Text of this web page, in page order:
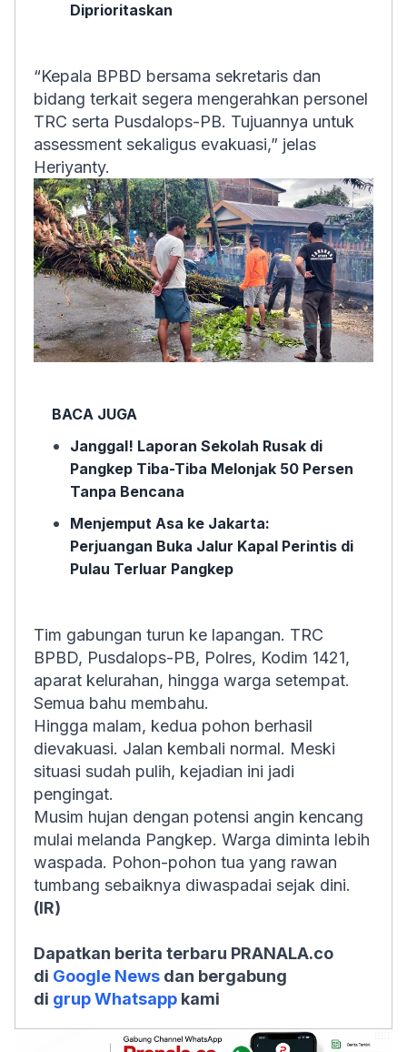
Diprioritaskan
“Kepala BPBD bersama sekretaris dan
bidang terkait segera mengerahkan personel
TRC serta Pusdalops-PB. Tujuannya untuk
assessment sekaligus evakuasi,” jelas
Heriyanty.
BACA JUGA
Janggal! Laporan Sekolah Rusak di
Pangkep Tiba-Tiba Melonjak 50 Persen
Tanpa Bencana
Menjemput Asa ke Jakarta:
Perjuangan Buka Jalur Kapal Perintis di
Pulau Terluar Pangkep
Tim gabungan turun ke lapangan. TRC
BPBD, Pusdalops-PB, Polres, Kodim 1421,
aparat kelurahan, hingga warga setempat.
Semua bahu membahu.
Hingga malam, kedua pohon berhasil
dievakuasi. Jalan kembali normal. Meski
situasi sudah pulih, kejadian ini jadi
pengingat.
Musim hujan dengan potensi angin kencang
mulai melanda Pangkep. Warga diminta lebih
waspada. Pohon-pohon tua yang rawan
tumbang sebaiknya diwaspadai sejak dini.
(IR)
Dapatkan berita terbaru PRANALA.co
di Google News dan bergabung
di grup Whatsapp kami